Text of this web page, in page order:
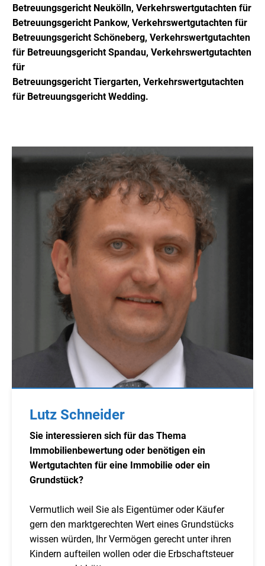
BetreuungsgerichtNeukölln, Verkehrswertgutachten für
BetreuungsgerichtPankow, Verkehrswertgutachten für
BetreuungsgerichtSchöneberg, Verkehrswertgutachten
für BetreuungsgerichtSpandau, Verkehrswertgutachten
für
BetreuungsgerichtTiergarten, Verkehrswertgutachten
für BetreuungsgerichtWedding.
Lutz Schneider
Sie interessieren sich für das Thema
Immobilienbewertung oder benötigen ein
Wertgutachten für eine Immobilie oder ein
Grundstück?
Vermutlich weil Sie als Eigentümer oder Käufer
gern den marktgerechten Wert eines Grundstücks
wissen würden, Ihr Vermögen gerecht unter ihren
Kindern aufteilen wollen oder die Erbschaftsteuer